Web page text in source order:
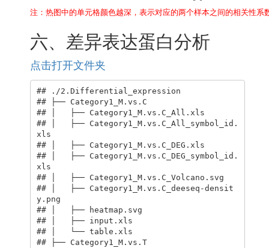
注：热图中的单元格颜色越深，表示对应的两个样本之间的相关性
六、差异表达蛋白分析
点击打开文件夹
## ./2.Differential_expression
## ├── Category1_M.vs.C
## │   ├── Category1_M.vs.C_All.xls
## │   ├── Category1_M.vs.C_All_symbol_id.
xls
## │   ├── Category1_M.vs.C_DEG.xls
## │   ├── Category1_M.vs.C_DEG_symbol_id.
xls
## │   ├── Category1_M.vs.C_Volcano.svg
## │   ├── Category1_M.vs.C_deeseq-densit
y.png
## │   ├── heatmap.svg
## │   ├── input.xls
## │   └── table.xls
## ├── Category1_M.vs.T